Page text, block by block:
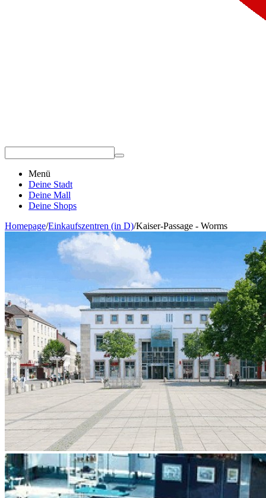
Menü
Deine Stadt
Deine Mall
Deine Shops
Homepage/Einkaufszentren (in D)/Kaiser-Passage - Worms